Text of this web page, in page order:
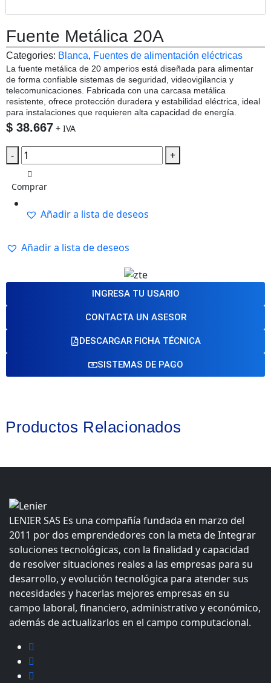
Fuente Metálica 20A
Categories: Blanca, Fuentes de alimentación eléctricas
La fuente metálica de 20 amperios está diseñada para alimentar
de forma confiable sistemas de seguridad, videovigilancia y
telecomunicaciones. Fabricada con una carcasa metálica
resistente, ofrece protección duradera y estabilidad eléctrica, ideal
para instalaciones que requieren alta capacidad de energía.
$ 38.667 + IVA
- +
Comprar
Añadir a lista de deseos
Añadir a lista de deseos
INGRESA TU USARIO
CONTACTA UN ASESOR
DESCARGAR FICHA TÉCNICA
SISTEMAS DE PAGO
Productos Relacionados
LENIER SAS Es una compañía fundada en marzo del
2011 por dos emprendedores con la meta de Integrar
soluciones tecnológicas, con la finalidad y capacidad
de resolver situaciones reales a las empresas para su
desarrollo, y evolución tecnológica para atender sus
necesidades y hacerlas mejores empresas en su
campo laboral, financiero, administrativo y económico,
además de actualizarlos en el campo computacional.